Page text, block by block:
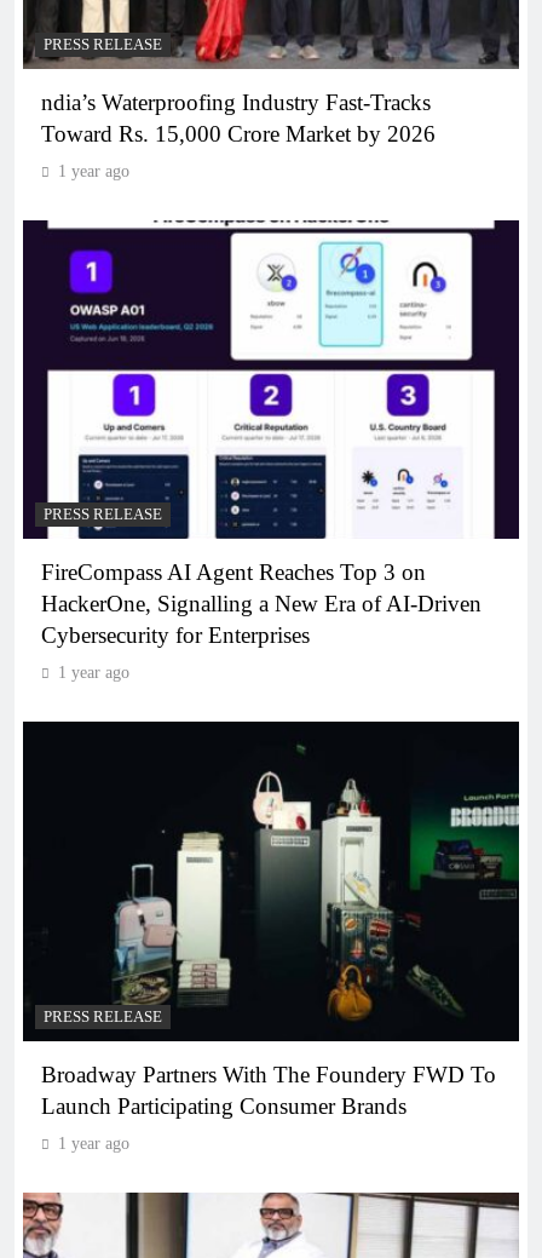
PRESS RELEASE
ndia’s Waterproofing Industry Fast-Tracks
Toward Rs. 15,000 Crore Market by 2026
1 year ago
PRESS RELEASE
FireCompass AI Agent Reaches Top 3 on
HackerOne, Signalling a New Era of AI-Driven
Cybersecurity for Enterprises
1 year ago
PRESS RELEASE
Broadway Partners With The Foundery FWD To
Launch Participating Consumer Brands
1 year ago